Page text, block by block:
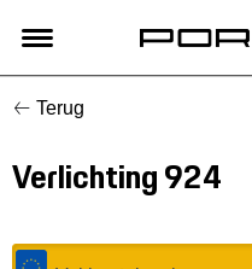
Lifestyle
Auto Accessoires
Classic
Terug
Verlichting 924